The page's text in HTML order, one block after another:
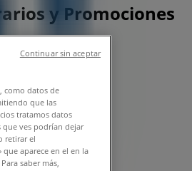
y Promociones
como datos de
que las
tratamos datos
que ves podrían dejar
retirar el
aparece en el en la
saber más,
Continuar sin aceptar